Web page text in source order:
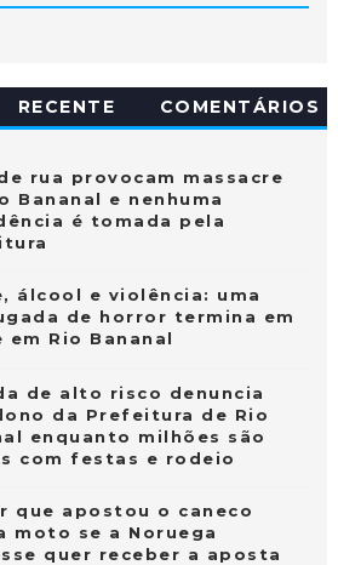
RECENTE COMENTÁRIOS
rua provocam massacre
Bananal e nenhuma
é tomada pela
álcool e violência: uma
de horror termina em
em Rio Bananal
de alto risco denuncia
da Prefeitura de Rio
enquanto milhões são
com festas e rodeio
que apostou o caneco
moto se a Noruega
quer receber a aposta